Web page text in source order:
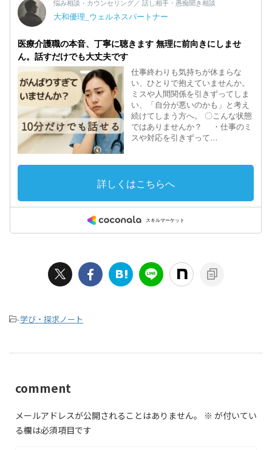
-学び・探求ノート
comment
メールアドレスが公開されることはありません。 ※ が付いてい
る欄は必須項目です